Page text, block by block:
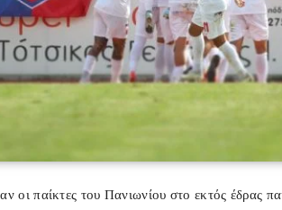
οι παίκτες του Πανιωνίου στο εκτός έδρας